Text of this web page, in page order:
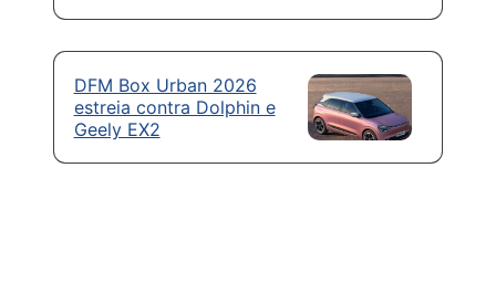
DFM Box Urban 2026
estreia contra Dolphin e
Geely EX2